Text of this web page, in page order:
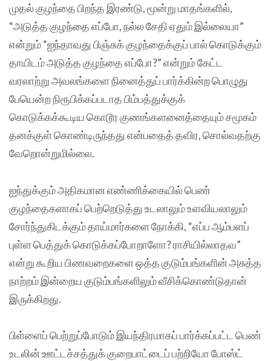
முதல் குழந்தை பிறந்த இரண்டு, மூன்று மாதங்களில்,
“அடுத்த குழந்தை எப்போ, நல்ல சேதி ஏதும் இல்லையா”
என்றும் “ஐந்தாவது பிஞ்சுக் குழந்தைக்குப் பால் கொடுக்கும்
தாயிடம் அடுத்த குழந்தை எப்போ?” என்றும் கேட்ட
வரலாற்று அவலங்களை நினைத்துப் பார்க்கின்ற பொழுது
பேயென்ற நிரூபிக்கப்படாத பிம்பத்துக்குக்
கொடுக்கக்கூடிய கொடூர குணங்களனைத்தையும் சமூகம்
தனக்குள் கொண்டிருந்தது என்பதைத் தவிர, சொல்வதற்கு
வேறொன்றுமில்லை.
ஐந்துக்கும் அதிகமான எண்ணிக்கையில் பெண்
குழந்தைகளாகப் பெற்றெடுத்து உடலாலும் உளவியலாலும்
சோர்ந்துகிடக்கும் தாய்மார்களை நோக்கி, “எப்ப ஆம்பளப்
புள்ள பெத்துக் கொடுக்கப்போறாளோ? ராசியில்லாதவ”
என்று கூறிய பிணவறைகளை ஒத்த குடும்பங்களின் அசுத்த
நாற்றம் இன்றைய குடும்பங்களிலும் வீசிக்கொண்டுதான்
இருக்கிறது.
பிள்ளைப் பெற்றுப்போடும் இயந்திரமாகப் பார்க்கப்பட்ட பெண்
உடலின் ஊட்டச்சத்துக் குறைபாட்டைப் பற்றியோ போஸ்ட்